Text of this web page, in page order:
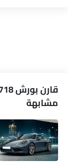
مشابهة